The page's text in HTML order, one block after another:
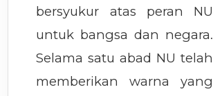
bersyukur atas peran NU
untuk bangsa dan negara.
Selama satu abad NU telah
memberikan warna yang